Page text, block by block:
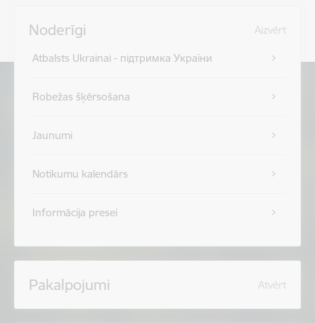
Noderīgi Aizvērt
Atbalsts Ukrainai - підтримка України
Robežas šķērsošana
Jaunumi
Notikumu kalendārs
Informācija presei
Pakalpojumi Atvērt